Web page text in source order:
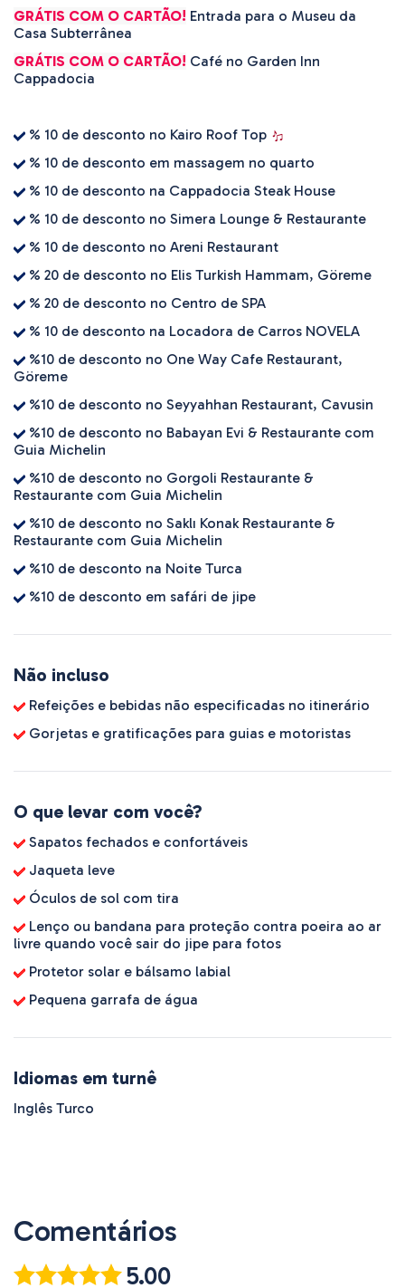
GRÁTIS COM O CARTÃO! Entrada para o Museu da
Casa Subterrânea
GRÁTIS COM O CARTÃO! Café no Garden Inn
Cappadocia
% 10 de desconto no Kairo Roof Top
% 10 de desconto em massagem no quarto
% 10 de desconto na Cappadocia Steak House
% 10 de desconto no Simera Lounge & Restaurante
% 10 de desconto no Areni Restaurant
% 20 de desconto no Elis Turkish Hammam, Göreme
% 20 de desconto no Centro de SPA
% 10 de desconto na Locadora de Carros NOVELA
%10 de desconto no One Way Cafe Restaurant,
Göreme
%10 de desconto no Seyyahhan Restaurant, Cavusin
%10 de desconto no Babayan Evi & Restaurante com
Guia Michelin
%10 de desconto no Gorgoli Restaurante &
Restaurante com Guia Michelin
%10 de desconto no Saklı Konak Restaurante &
Restaurante com Guia Michelin
%10 de desconto na Noite Turca
%10 de desconto em safári de jipe
Não incluso
Refeições e bebidas não especificadas no itinerário
Gorjetas e gratificações para guias e motoristas
O que levar com você?
Sapatos fechados e confortáveis
Jaqueta leve
Óculos de sol com tira
Lenço ou bandana para proteção contra poeira ao ar
livre quando você sair do jipe para fotos
Protetor solar e bálsamo labial
Pequena garrafa de água
Idiomas em turnê
Inglês Turco
Comentários
5.00